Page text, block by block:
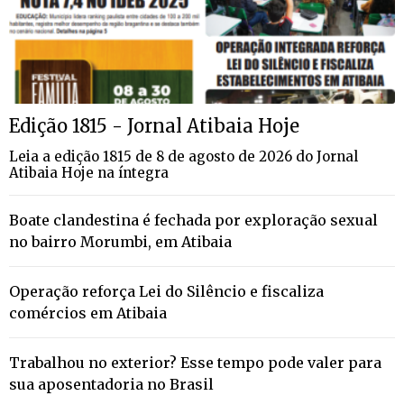
Edição 1815 - Jornal Atibaia Hoje
Leia a edição 1815 de 8 de agosto de 2026 do Jornal
Atibaia Hoje na íntegra
Boate clandestina é fechada por exploração sexual
no bairro Morumbi, em Atibaia
Operação reforça Lei do Silêncio e fiscaliza
comércios em Atibaia
Trabalhou no exterior? Esse tempo pode valer para
sua aposentadoria no Brasil